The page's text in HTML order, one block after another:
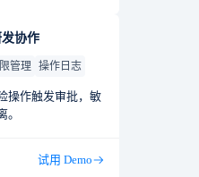
协作
管理 操作日志
操作触发审批，敏
试用 Demo